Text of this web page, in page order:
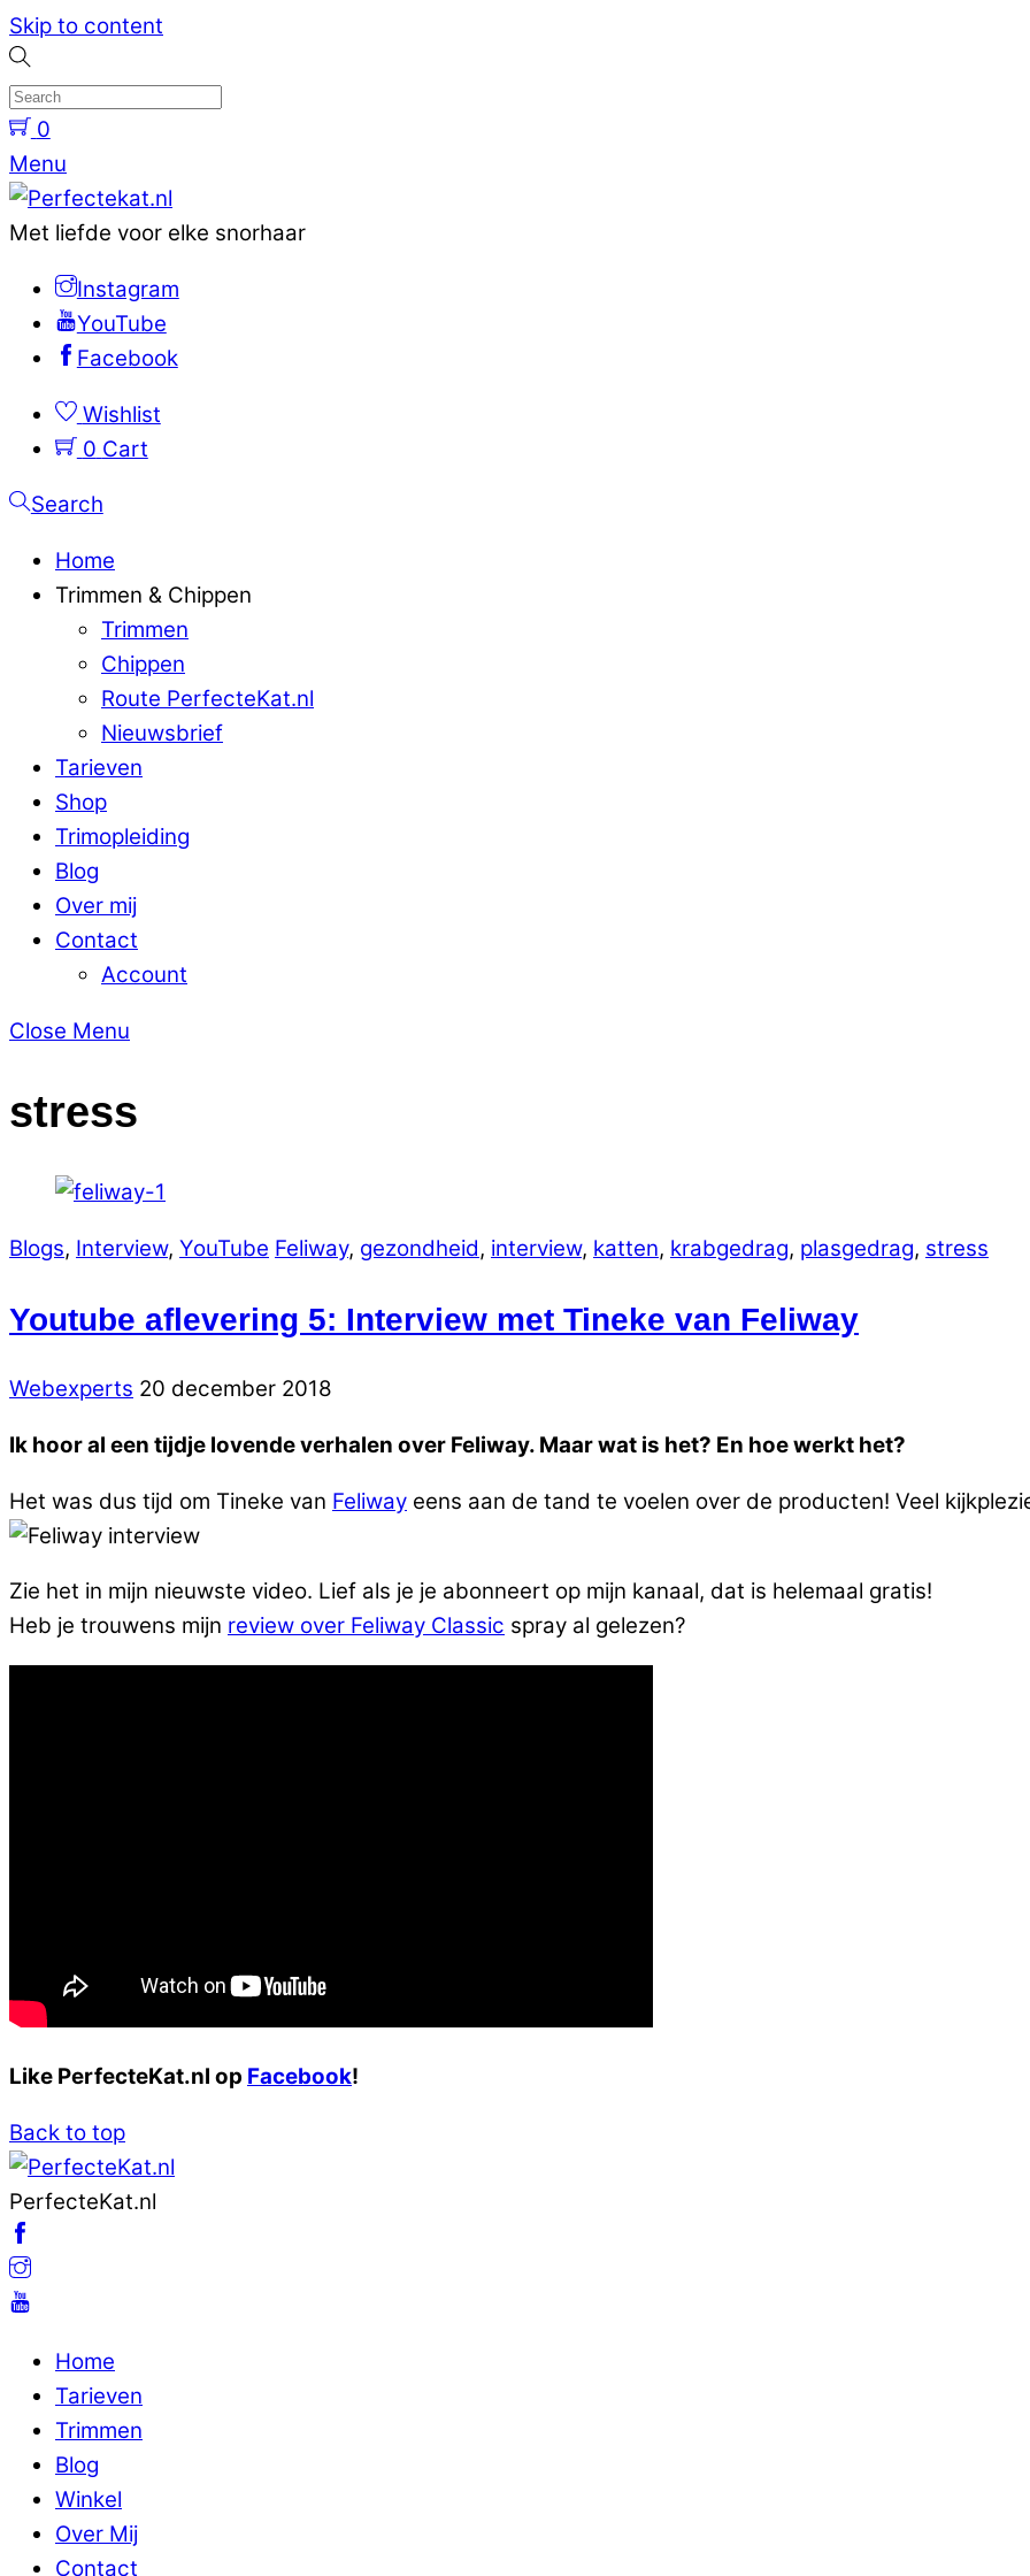
Skip to content
0
Menu
Met liefde voor elke snorhaar
Instagram
YouTube
Facebook
Wishlist
0 Cart
Search
Home
Trimmen & Chippen
Trimmen
Chippen
Route PerfecteKat.nl
Nieuwsbrief
Tarieven
Shop
Trimopleiding
Blog
Over mij
Contact
Account
Close Menu
stress
Blogs, Interview, YouTube Feliway, gezondheid, interview, katten, krabgedrag, plasgedrag, stress
Youtube aflevering 5: Interview met Tineke van Feliway
Webexperts 20 december 2018
Ik hoor al een tijdje lovende verhalen over Feliway. Maar wat is het? En hoe werkt het?
Het was dus tijd om Tineke van Feliway eens aan de tand te voelen over de producten! Veel
Zie het in mijn nieuwste video. Lief als je je abonneert op mijn kanaal, dat is helemaal gratis!
Heb je trouwens mijn review over Feliway Classic spray al gelezen?
Like PerfecteKat.nl op Facebook!
Back to top
PerfecteKat.nl
Home
Tarieven
Trimmen
Blog
Winkel
Over Mij
Contact